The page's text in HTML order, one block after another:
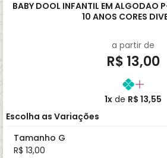
BABY DOOL INFANTIL EM
10 ANOS CORES
a partir de
R$ 13,00
1x de R$ 13,55
Escolha as Variações
Tamanho G
R$ 13,00